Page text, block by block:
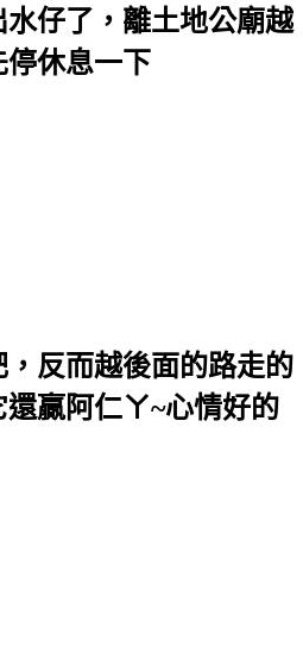
仔了，離土地公廟越
停休息一下
反而越後面的路走的
贏阿仁ㄚ~心情好的